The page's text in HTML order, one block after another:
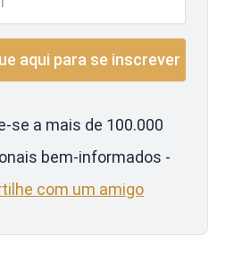
se a mais de 100.000
bem-informados -
com um amigo